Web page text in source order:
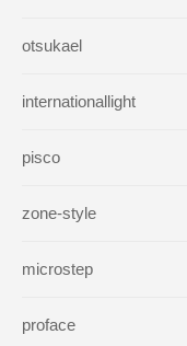
otsukael
internationallight
pisco
zone-style
microstep
proface